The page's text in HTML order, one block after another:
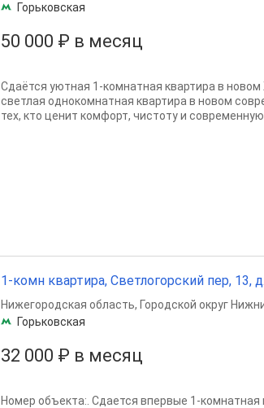
50 000 ₽ в месяц
Горьковская
Сдаётся уютная 1-комнатная квартира в
светлая однокомнатная квартира в новом
тех, кто ценит комфорт, чистоту и современную
1-комн квартира, Светлогорский пер, 13,
32 000 ₽ в месяц
Нижегородская область, Городской округ
Горьковская
Номер объекта:. Сдается впервые 1-комнатная